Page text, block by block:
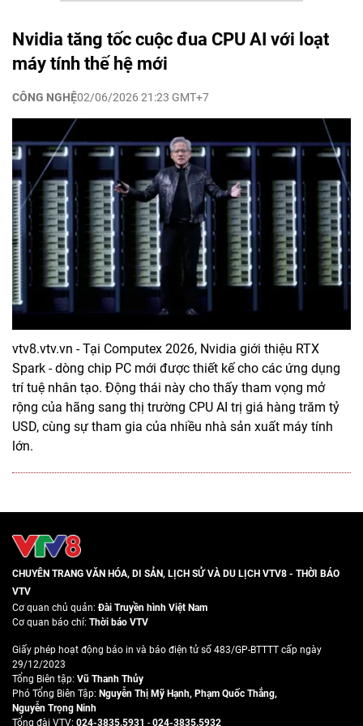
Nvidia tăng tốc cuộc đua CPU AI với loạt
máy tính thế hệ mới
CÔNG NGHỆ02/06/2026 21:23 GMT+7
vtv8.vtv.vn - Tại Computex 2026, Nvidia giới thiệu RTX
Spark - dòng chip PC mới được thiết kế cho các ứng dụng
trí tuệ nhân tạo. Động thái này cho thấy tham vọng mở
rộng của hãng sang thị trường CPU AI trị giá hàng trăm tỷ
USD, cùng sự tham gia của nhiều nhà sản xuất máy tính
lớn.
CHUYÊN TRANG VĂN HÓA, DI SẢN, LỊCH SỬ VÀ DU LỊCH VTV8 - THỜI BÁO
VTV
Cơ quan chủ quản:Đài Truyền hình Việt Nam
Cơ quan báo chí: Thời báo VTV
Giấy phép hoạt động báo in và báo điện tử số 483/GP-BTTTT cấp ngày
29/12/2023
Tổng Biên tập: Vũ Thanh Thủy
Phó Tổng Biên Tập: Nguyễn Thị Mỹ Hạnh, Phạm Quốc Thắng,
Nguyễn Trọng Ninh
Tổng đài VTV: 024-3835.5931 - 024-3835.5932